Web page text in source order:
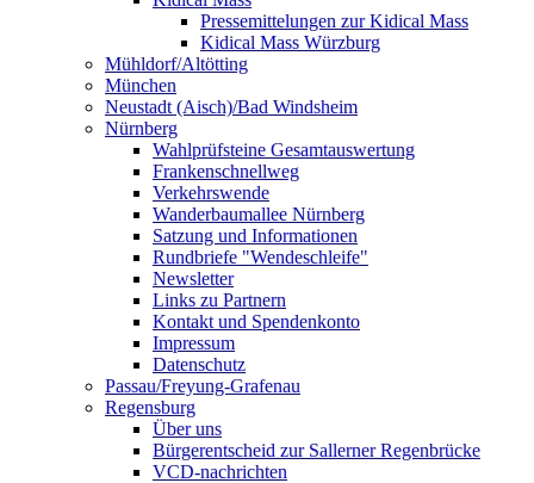
Pressemittelungen zur Kidical Mass
Kidical Mass Würzburg
Mühldorf/Altötting
München
Neustadt (Aisch)/Bad Windsheim
Nürnberg
Wahlprüfsteine Gesamtauswertung
Frankenschnellweg
Verkehrswende
Wanderbaumallee Nürnberg
Satzung und Informationen
Rundbriefe "Wendeschleife"
Newsletter
Links zu Partnern
Kontakt und Spendenkonto
Impressum
Datenschutz
Passau/Freyung-Grafenau
Regensburg
Über uns
Bürgerentscheid zur Sallerner Regenbrücke
VCD-nachrichten